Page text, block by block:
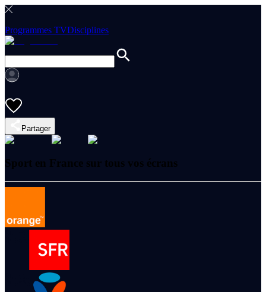
Programmes TVDisciplines
Partager
Sport en France sur tous vos écrans